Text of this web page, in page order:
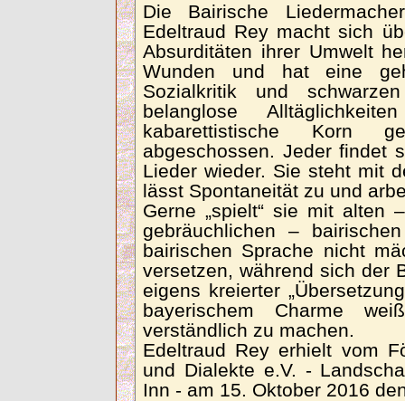
Die Bairische
Edeltraud Rey macht sich
Absurditäten ihrer Umwelt
Wunden und hat eine
Sozialkritik und
belanglose
kabarettistische Korn
abgeschossen. Jeder findet
Lieder wieder. Sie steht mit
lässt Spontaneität zu und
Gerne „spielt“ sie mit alten
gebräuchlichen –
bairischen Sprache nicht
versetzen, während sich der
eigens kreierter
bayerischem Charme
verständlich zu machen.
Edeltraud Rey erhielt vom
und Dialekte e.V. -
Inn - am 15. Oktober 2016